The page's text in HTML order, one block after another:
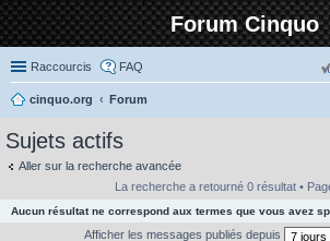
Forum Cinquo
Raccourcis FAQ
cinquo.org
Forum
Sujets actifs
Aller sur la recherche avancée
La recherche a retourné 0 résultat •
Aucun résultat ne correspond aux termes que vous avez
Afficher les messages publiés depuis